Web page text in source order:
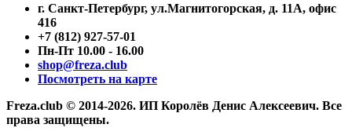
г. Санкт-Петербург, ул.Магнитогорская, д. 11А, офис
416
+7 (812) 927-57-01
Пн-Пт 10.00 - 16.00
shop@freza.club
Посмотреть на карте
Freza.club © 2014-2026. ИП Королёв Денис Алексеевич. Все
права защищены.